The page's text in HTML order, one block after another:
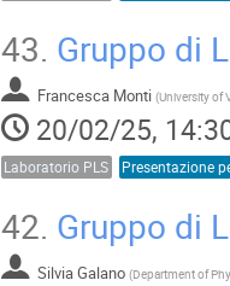
43. Gruppo di
Francesca Monti (University of
20/02/25,
Laboratorio PLS
42. Gruppo di
Silvia Galano (